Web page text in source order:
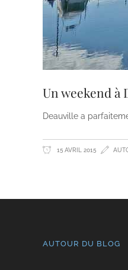
Un weekend à
Deauville a
15 AVRIL 2015
AUTOUR DU BLOG